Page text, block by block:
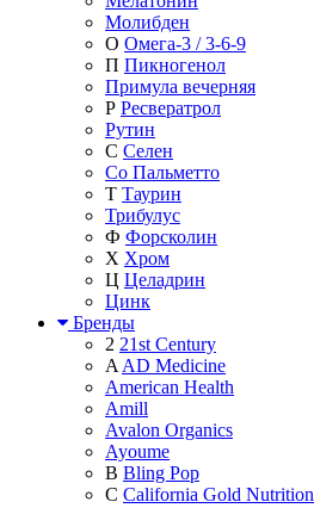
Молибден
О Омега-3 / 3-6-9
П Пикногенол
Примула вечерняя
Р Ресвератрол
Рутин
С Селен
Со Пальметто
Т Таурин
Трибулус
Ф Форсколин
Х Хром
Ц Целадрин
Цинк
Бренды
2 21st Century
A AD Medicine
American Health
Amill
Avalon Organics
Ayoume
B Bling Pop
C California Gold Nutrition